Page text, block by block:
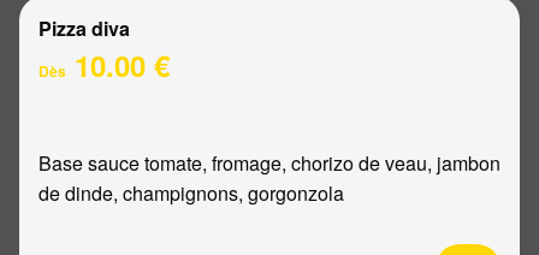
Pizza diva
Dès 10.00 €
Base sauce tomate, fromage, chorizo de veau, jambon
de dinde, champignons, gorgonzola